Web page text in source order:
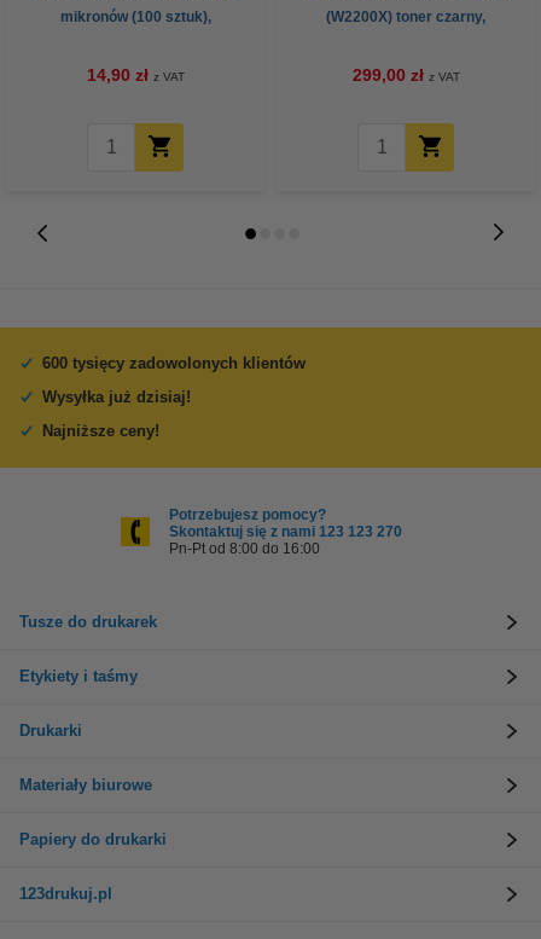
mikronów (100 sztuk),
14,90 zł z VAT
(W2200X) toner czarny,
299,00 zł z VAT
600 tysięcy zadowolonych klientów
Wysyłka już dzisiaj!
Najniższe ceny!
Potrzebujesz pomocy?
Skontaktuj się z nami 123 123 270
Pn-Pt od 8:00 do 16:00
Tusze do drukarek
Etykiety i taśmy
Drukarki
Materiały biurowe
Papiery do drukarki
123drukuj.pl